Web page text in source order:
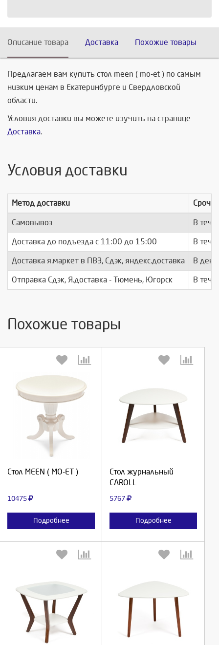
Описание товара Доставка Похожие товары
Предлагаем вам купить стол meen ( mo-et ) по самым
низким ценам в Екатеринбурге и Свердловской
области.
Условия доставки вы можете изучить на странице
Доставка.
Условия доставки
Метод доставки
Самовывоз В
Доставка до подъезда c 11:00 до 15:00 В
Доставка я.маркет в ПВЗ, Сдэк, яндекс.доставка В день
Отправка Сдэк, Я.доставка - Тюмень, Югорск В
Похожие товары
Стол MEEN ( MO-ET )
10475
Подробнее
Выберите количество:
Стол журнальный
CAROLL
5767
Подробнее
Выберите количество:
Выберите количество: Выберите количество: